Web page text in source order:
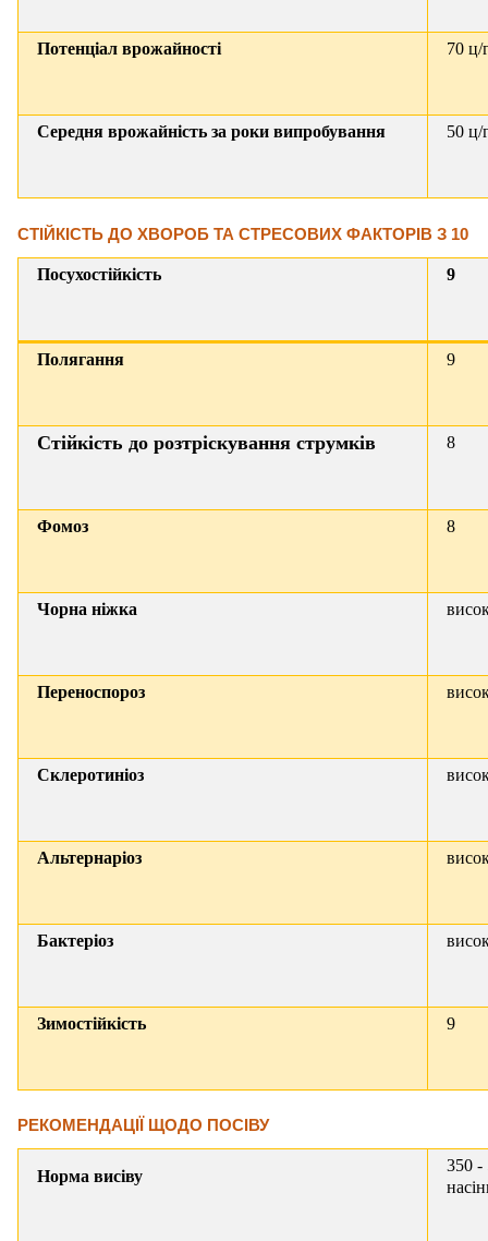
Потенціал врожайності 70 ц/
Середня врожайність за роки випробування 50 ц/
СТІЙКІСТЬ ДО ХВОРОБ ТА СТРЕСОВИХ ФАКТОРІВ З 10
Посухостійкість 9
Полягання 9
Стійкість до розтріскування струмків 8
Фомоз 8
Чорна ніжка
Переноспороз
Склеротиніоз
Альтернаріоз
Бактеріоз
Зимостійкість 9
РЕКОМЕНДАЦІЇ ЩОДО ПОСІВУ
Норма висіву
350 -